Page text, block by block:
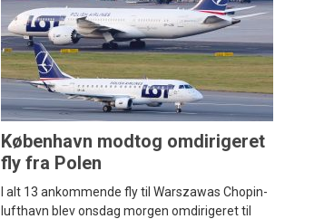
København modtog omdirigeret
fly fra Polen
I alt 13 ankommende fly til Warszawas Chopin-
lufthavn blev onsdag morgen omdirigeret til